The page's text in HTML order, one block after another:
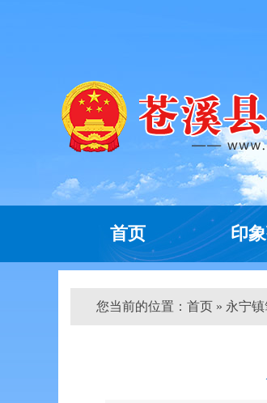
首页 印
您当前的位置： 首页 » 永宁